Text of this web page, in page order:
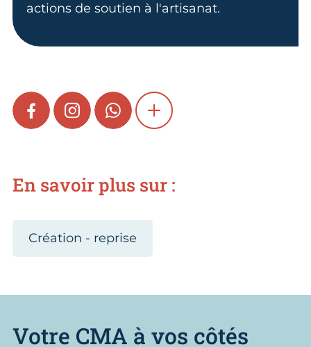
actions de soutien à l'artisanat.
FACEBOOKINSTAGRAMWHATSAPPSHOW MORE
En savoir plus sur :
Création - reprise
Votre CMA à vos côtés